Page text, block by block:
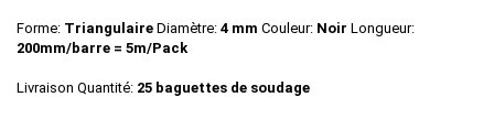
Forme: Triangulaire Diamètre: 4 mm Couleur: Noir Longueur:
200mm/barre = 5m/Pack
Livraison Quantité: 25 baguettes de soudage